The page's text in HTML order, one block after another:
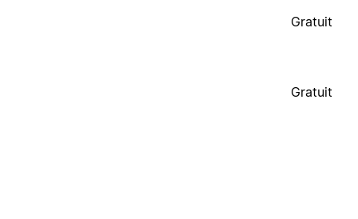
Gratuit
Gratuit